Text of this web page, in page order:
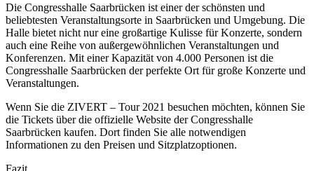
Die Congresshalle Saarbrücken ist einer der schönsten und
beliebtesten Veranstaltungsorte in Saarbrücken und Umgebung. Die
Halle bietet nicht nur eine großartige Kulisse für Konzerte, sondern
auch eine Reihe von außergewöhnlichen Veranstaltungen und
Konferenzen. Mit einer Kapazität von 4.000 Personen ist die
Congresshalle Saarbrücken der perfekte Ort für große Konzerte und
Veranstaltungen.
Wenn Sie die ZIVERT – Tour 2021 besuchen möchten, können Sie
die Tickets über die offizielle Website der Congresshalle
Saarbrücken kaufen. Dort finden Sie alle notwendigen
Informationen zu den Preisen und Sitzplatzoptionen.
Fazit